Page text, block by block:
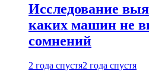
Исследование
каких машин не
сомнений
2 года спустя2 года спустя